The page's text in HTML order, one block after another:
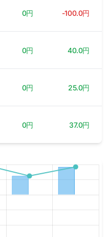
0円 -100.0円
0円 40.0円
0円 25.0円
0円 37.0円